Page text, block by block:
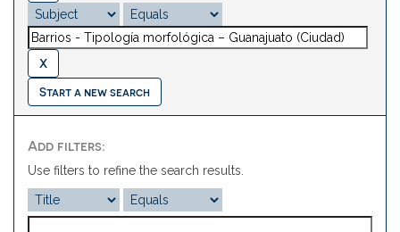
Start a new search
Add filters:
Use filters to refine the search results.